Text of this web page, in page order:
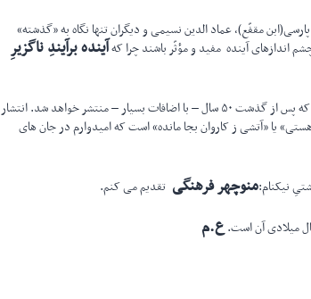
مقفّع)، عماد الدین نسیمی و دیگران تنها نگاه به «گذشته»
اندازهای آینده مفید و مؤثّر باشند چرا کهآینده برآیندِ ناگزیرِ
» است که پس از گذشت ۵۰ سال – با اضافات بسیار – منتشر خواهد شد. انتشار
یا «آتشی ز کاروان بجا مانده» است که امیدوارم در جان های
نیکنام:منوچهر فرهنگی تقدیم می کنم.
میلادی آن است.ع.م